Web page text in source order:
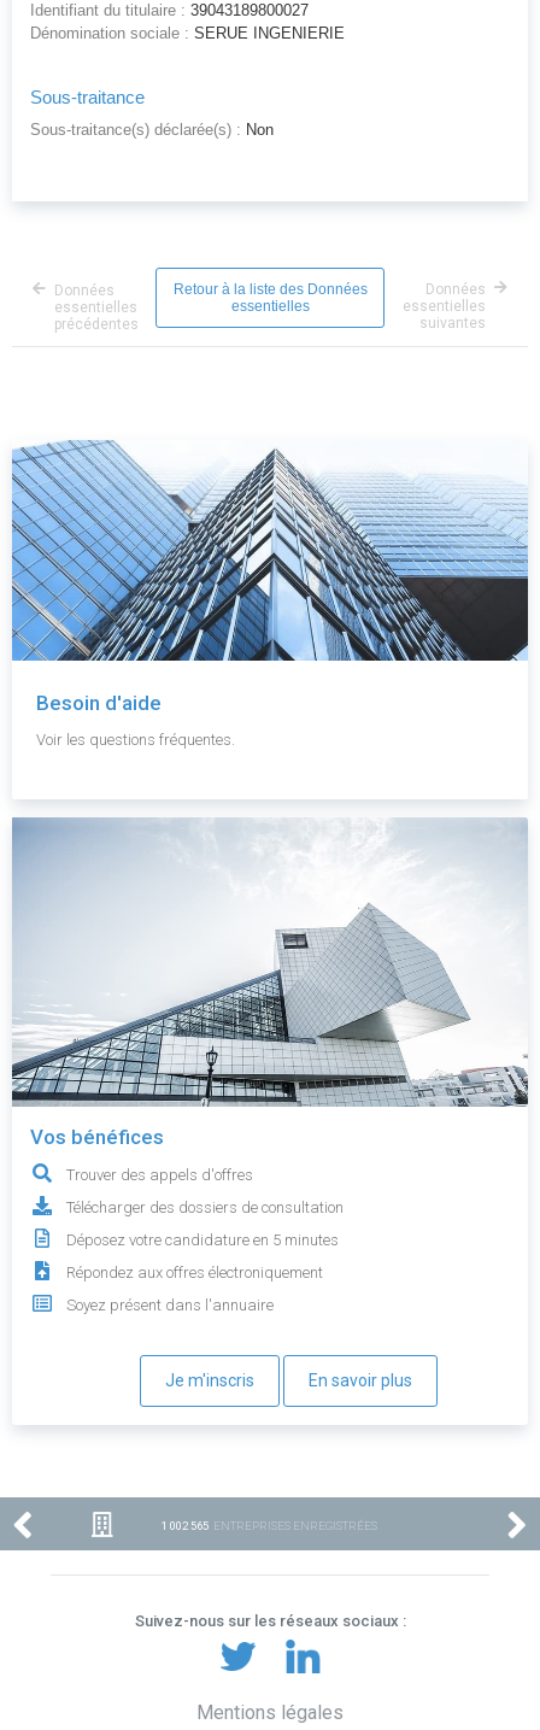
Identifiant du titulaire : 39043189800027
Dénomination sociale : SERUE INGENIERIE
Sous-traitance
Sous-traitance(s) déclarée(s) : Non
Données
essentielles
précédentes
Retour à la liste des Données
essentielles
Données
essentielles
suivantes
Besoin d'aide
Voir les questions fréquentes.
Vos bénéfices
Trouver des appels d'offres
Télécharger des dossiers de consultation
Déposez votre candidature en 5 minutes
Répondez aux offres électroniquement
Soyez présent dans l'annuaire
Je m'inscris En savoir plus
1 002 565 ENTREPRISES ENREGISTRÉES
Suivez-nous sur les réseaux sociaux :
Mentions légales